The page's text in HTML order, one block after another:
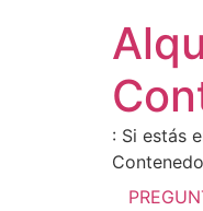
: Si estás